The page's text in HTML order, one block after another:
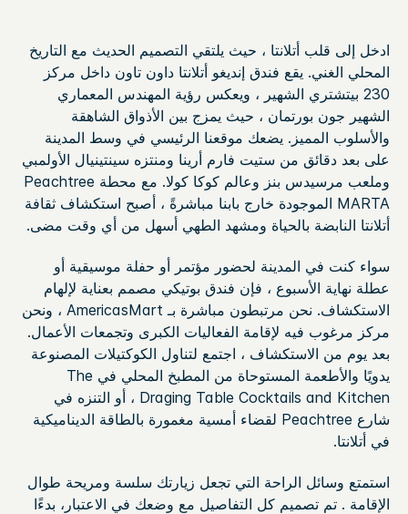
ادخل إلى قلب أتلانتا ، حيث يلتقي التصميم الحديث مع التاريخ
المحلي الغني. يقع فندق إنديغو أتلانتا داون تاون داخل مركز
230 بيتشتري الشهير ، ويعكس رؤية المهندس المعماري
الشهير جون بورتمان ، حيث يمزج بين الأذواق الشاهقة
والأسلوب المميز. يضعك موقعنا الرئيسي في وسط المدينة
على بعد دقائق من ستيت فارم أرينا ومنتزه سينتينيال الأولمبي
وملعب مرسيدس بنز وعالم كوكا كولا. مع محطة Peachtree
MARTA الموجودة خارج بابنا مباشرةً ، أصبح استكشاف ثقافة
أتلانتا النابضة بالحياة ومشهد الطهي أسهل من أي وقت مضى.
سواء كنت في المدينة لحضور مؤتمر أو حفلة موسيقية أو
عطلة نهاية الأسبوع ، فإن فندق بوتيكي مصمم بعناية لإلهام
الاستكشاف. نحن مرتبطون مباشرة بـ AmericasMart ، ونحن
مركز مرغوب فيه لإقامة الفعاليات الكبرى وتجمعات الأعمال.
بعد يوم من الاستكشاف ، اجتمع لتناول الكوكتيلات المصنوعة
يدويًا والأطعمة المستوحاة من المطبخ المحلي في The
Draging Table Cocktails and Kitchen ، أو التنزه في
شارع Peachtree لقضاء أمسية مغمورة بالطاقة الديناميكية
في أتلانتا.
استمتع وسائل الراحة التي تجعل زيارتك سلسة ومريحة طوال
الإقامة . تم تصميم كل التفاصيل مع وضعك في الاعتبار، بدءًا